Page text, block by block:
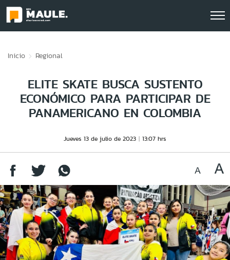
Inicio Regional
ELITE SKATE BUSCA SUSTENTO
ECONÓMICO PARA PARTICIPAR DE
PANAMERICANO EN COLOMBIA
Jueves 13 de julio de 2023 13:07 hrs